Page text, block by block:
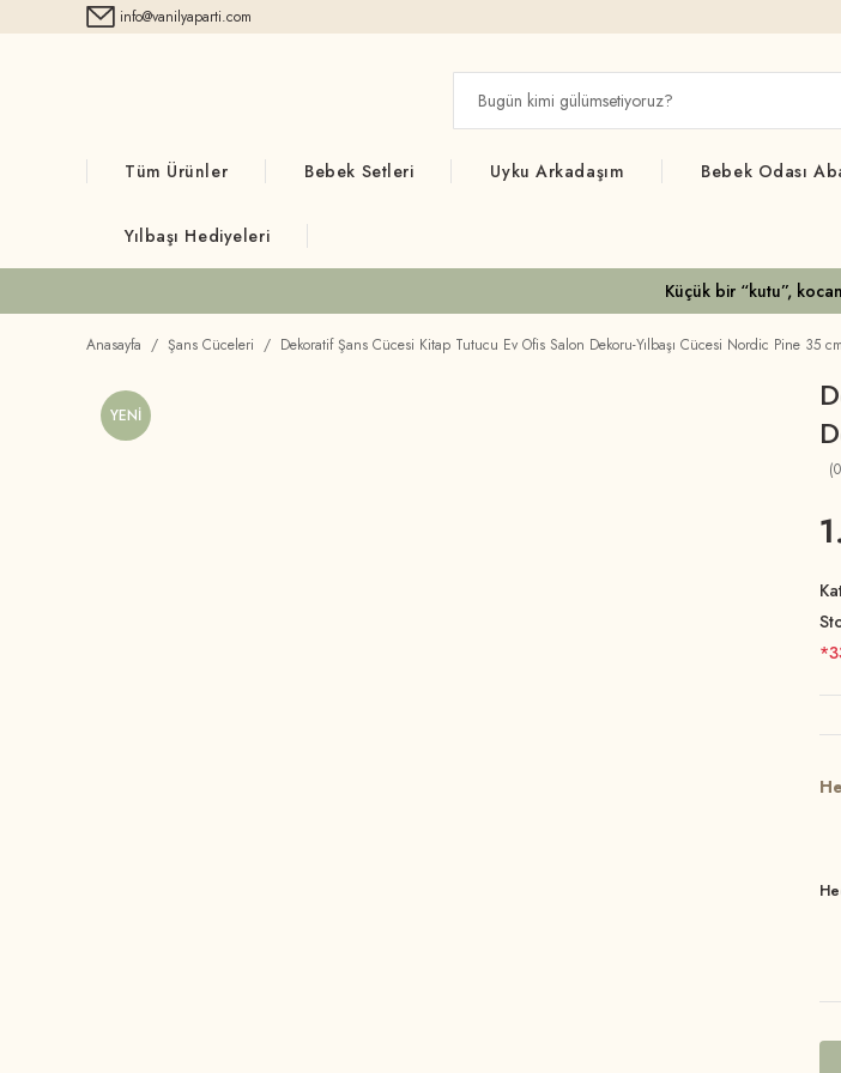
info@vanilyaparti.com
Tüm Ürünler Bebek Setleri Uyku Arkadaşım Bebek Odası
Yılbaşı Hediyeleri
Küçük bir “kutu”,
Anasayfa Şans Cüceleri Dekoratif Şans Cücesi Kitap Tutucu Ev Ofis Salon Dekoru-Yılbaşı Cücesi Nordic Pine 35 cm
YENİ